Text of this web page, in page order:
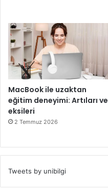
MacBook ile uzaktan
eğitim deneyimi: Artıları ve
eksileri
2 Temmuz 2026
Tweets by unibilgi